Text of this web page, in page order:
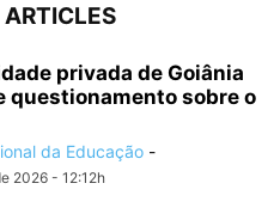
privada de Goiânia
questionamento sobre o
da Educação -
2026 - 12:12h